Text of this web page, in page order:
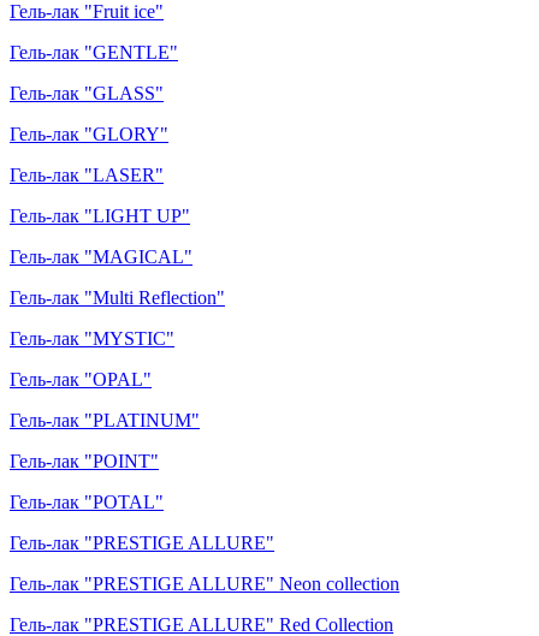
Гель-лак "Fruit ice"
Гель-лак "GENTLE"
Гель-лак "GLASS"
Гель-лак "GLORY"
Гель-лак "LASER"
Гель-лак "LIGHT UP"
Гель-лак "MAGICAL"
Гель-лак "Multi Reflection"
Гель-лак "MYSTIC"
Гель-лак "OPAL"
Гель-лак "PLATINUM"
Гель-лак "POINT"
Гель-лак "POTAL"
Гель-лак "PRESTIGE ALLURE"
Гель-лак "PRESTIGE ALLURE" Neon collection
Гель-лак "PRESTIGE ALLURE" Red Collection